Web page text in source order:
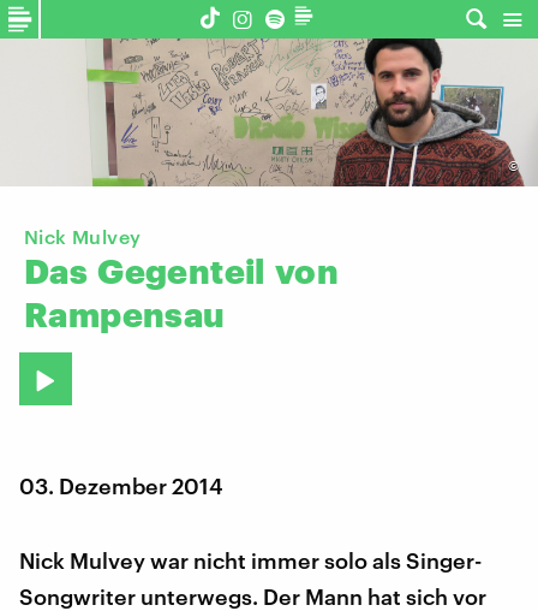
©
Nick Mulvey
Das Gegenteil von
Rampensau
03. Dezember 2014
Nick Mulvey war nicht immer solo als Singer-
Songwriter unterwegs. Der Mann hat sich vor